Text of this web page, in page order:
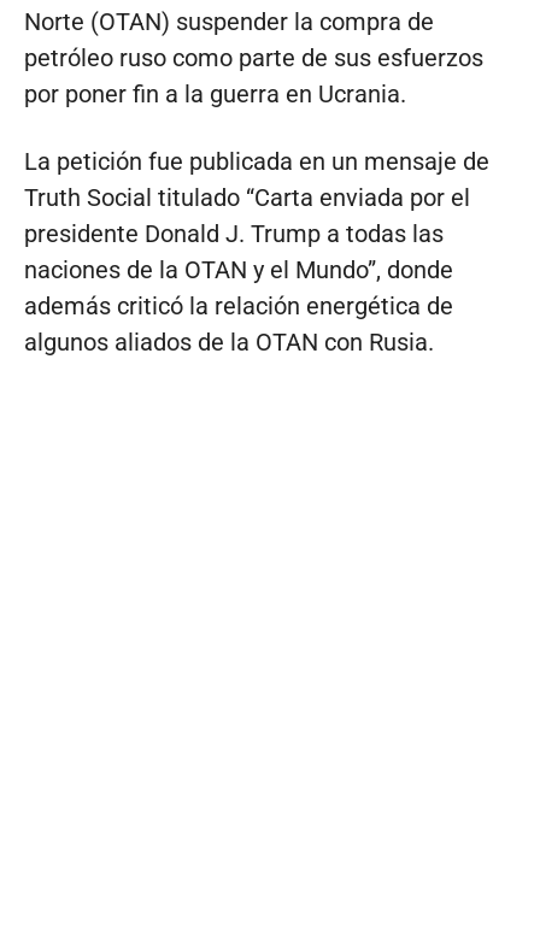
Norte (OTAN) suspender la compra de
petróleo ruso como parte de sus esfuerzos
por poner fin a la guerra en Ucrania.
La petición fue publicada en un mensaje de
Truth Social titulado “Carta enviada por el
presidente Donald J. Trump a todas las
naciones de la OTAN y el Mundo”, donde
además criticó la relación energética de
algunos aliados de la OTAN con Rusia.